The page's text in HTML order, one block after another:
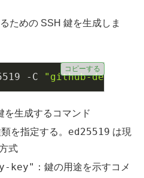
ための SSH 鍵を生成しま
-C "github-deploy-
コピーする
を生成するコマンド
を指定する。 ed25519 は現
式
key" ：鍵の用途を示すコメ